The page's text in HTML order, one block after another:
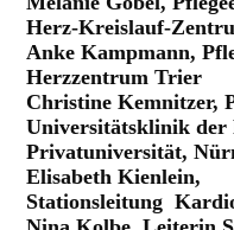
Herz-Kreislauf-
Anke Kampmann,
Herzzentrum Trier
Christine Kemnitzer,
Universitätsklinik der
Privatuniversität,
Elisabeth Kienlein,
Stationsleitung